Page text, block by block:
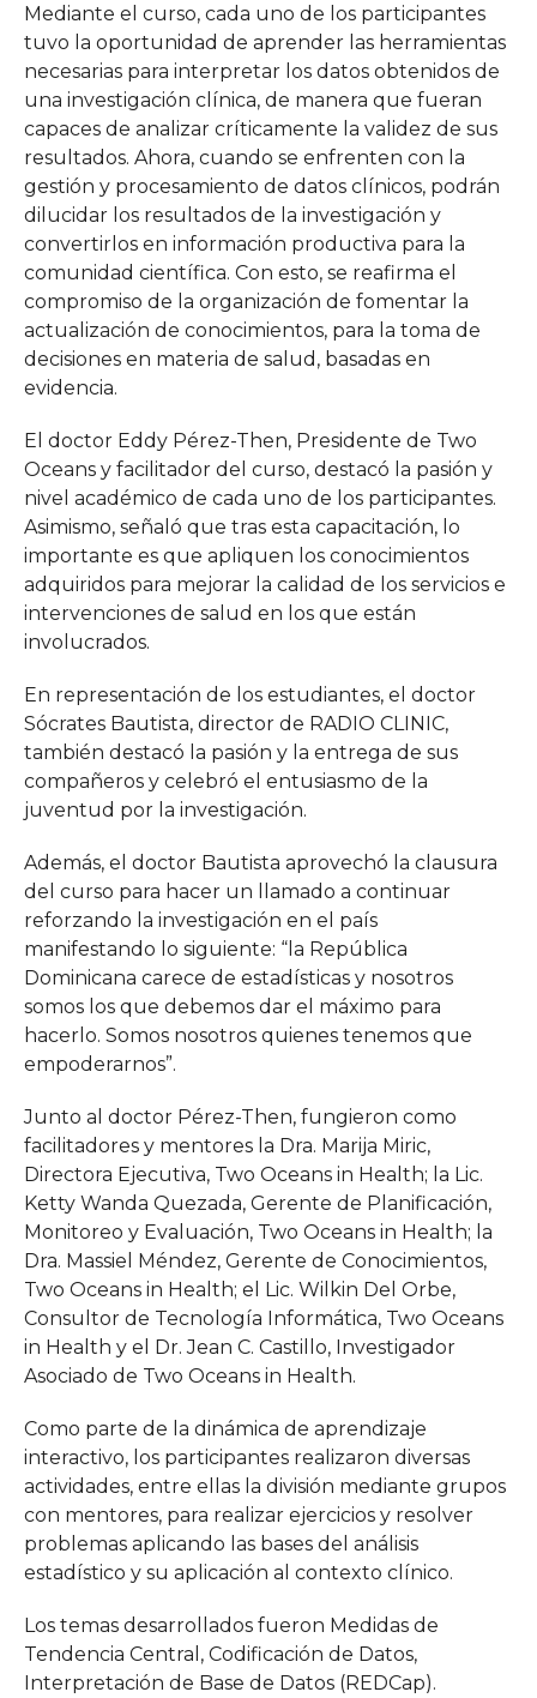
Mediante el curso, cada uno de los participantes
tuvo la oportunidad de aprender las herramientas
necesarias para interpretar los datos obtenidos de
una investigación clínica, de manera que fueran
capaces de analizar críticamente la validez de sus
resultados. Ahora, cuando se enfrenten con la
gestión y procesamiento de datos clínicos, podrán
dilucidar los resultados de la investigación y
convertirlos en información productiva para la
comunidad científica. Con esto, se reafirma el
compromiso de la organización de fomentar la
actualización de conocimientos, para la toma de
decisiones en materia de salud, basadas en
evidencia.
El doctor Eddy Pérez-Then, Presidente de Two
Oceans y facilitador del curso, destacó la pasión y
nivel académico de cada uno de los participantes.
Asimismo, señaló que tras esta capacitación, lo
importante es que apliquen los conocimientos
adquiridos para mejorar la calidad de los servicios e
intervenciones de salud en los que están
involucrados.
En representación de los estudiantes, el doctor
Sócrates Bautista, director de RADIO CLINIC,
también destacó la pasión y la entrega de sus
compañeros y celebró el entusiasmo de la
juventud por la investigación.
Además, el doctor Bautista aprovechó la clausura
del curso para hacer un llamado a continuar
reforzando la investigación en el país
manifestando lo siguiente: “la República
Dominicana carece de estadísticas y nosotros
somos los que debemos dar el máximo para
hacerlo. Somos nosotros quienes tenemos que
empoderarnos”.
Junto al doctor Pérez-Then, fungieron como
facilitadores y mentores la Dra. Marija Miric,
Directora Ejecutiva, Two Oceans in Health; la Lic.
Ketty Wanda Quezada, Gerente de Planificación,
Monitoreo y Evaluación, Two Oceans in Health; la
Dra. Massiel Méndez, Gerente de Conocimientos,
Two Oceans in Health; el Lic. Wilkin Del Orbe,
Consultor de Tecnología Informática, Two Oceans
in Health y el Dr. Jean C. Castillo, Investigador
Asociado de Two Oceans in Health.
Como parte de la dinámica de aprendizaje
interactivo, los participantes realizaron diversas
actividades, entre ellas la división mediante grupos
con mentores, para realizar ejercicios y resolver
problemas aplicando las bases del análisis
estadístico y su aplicación al contexto clínico.
Los temas desarrollados fueron Medidas de
Tendencia Central, Codificación de Datos,
Interpretación de Base de Datos (REDCap).